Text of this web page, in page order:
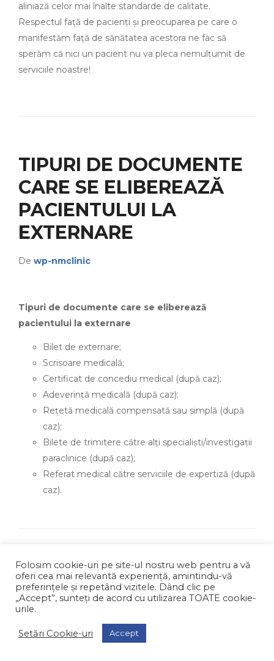
aliniază celor mai înalte standarde de calitate.
Respectul faţă de pacienţi şi preocuparea pe care o
manifestăm faţă de sănătatea acestora ne fac să
sperăm că nici un pacient nu va pleca nemulţumit de
serviciile noastre!
TIPURI DE DOCUMENTE
CARE SE ELIBEREAZĂ
PACIENTULUI LA
EXTERNARE
De wp-nmclinic
Tipuri de documente care se eliberează
pacientului la externare
Bilet de externare;
Scrisoare medicală;
Certificat de concediu medical (după caz);
Adeverinţă medicală (după caz);
Reţetă medicală compensată sau simplă (după
caz);
Bilete de trimitere către alți specialiști/investigaţii
paraclinice (după caz);
Referat medical către serviciile de expertiză (după
caz).
CATEGORIES
Folosim cookie-uri pe site-ul nostru web pentru a vă
oferi cea mai relevantă experiență, amintindu-vă
preferințele și repetând vizitele. Dând clic pe
„Accept”, sunteți de acord cu utilizarea TOATE cookie-
urile.
Setări Cookie-uri Accept